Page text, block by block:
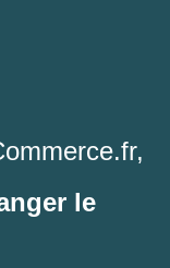
le